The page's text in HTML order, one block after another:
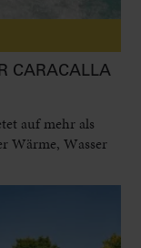
CARACALLA
auf mehr als
Wärme, Wasser